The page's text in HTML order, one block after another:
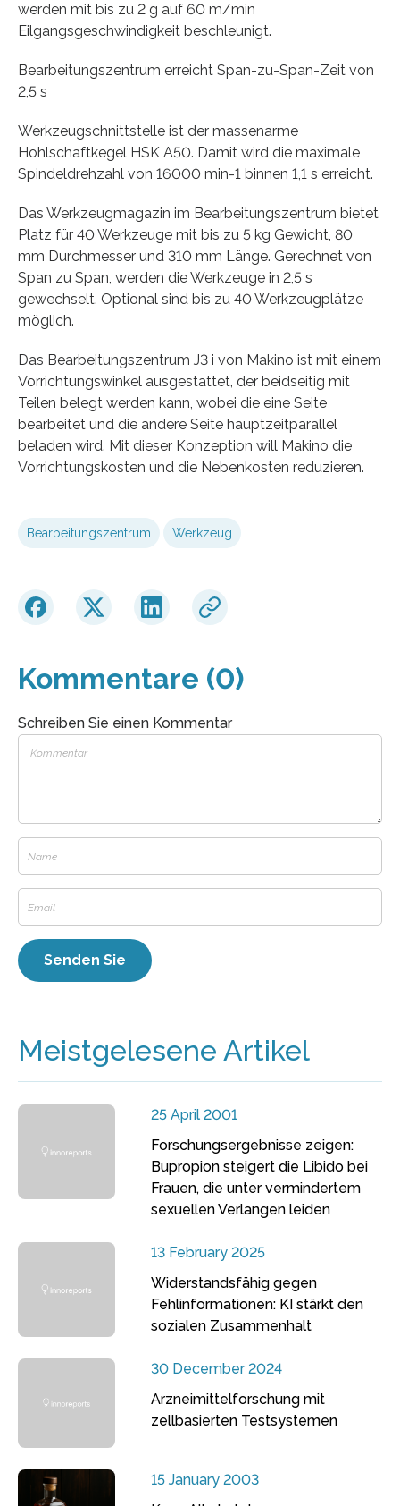
werden mit bis zu 2 g auf 60 m/min
Eilgangsgeschwindigkeit beschleunigt.
Bearbeitungszentrum erreicht Span-zu-Span-Zeit von
2,5 s
Werkzeugschnittstelle ist der massenarme
Hohlschaftkegel HSK A50. Damit wird die maximale
Spindeldrehzahl von 16000 min-1 binnen 1,1 s erreicht.
Das Werkzeugmagazin im Bearbeitungszentrum bietet
Platz für 40 Werkzeuge mit bis zu 5 kg Gewicht, 80
mm Durchmesser und 310 mm Länge. Gerechnet von
Span zu Span, werden die Werkzeuge in 2,5 s
gewechselt. Optional sind bis zu 40 Werkzeugplätze
möglich.
Das Bearbeitungszentrum J3 i von Makino ist mit einem
Vorrichtungswinkel ausgestattet, der beidseitig mit
Teilen belegt werden kann, wobei die eine Seite
bearbeitet und die andere Seite hauptzeitparallel
beladen wird. Mit dieser Konzeption will Makino die
Vorrichtungskosten und die Nebenkosten reduzieren.
Bearbeitungszentrum Werkzeug
Kommentare (0)
Schreiben Sie einen Kommentar
Meistgelesene Artikel
25 April 2001
Forschungsergebnisse zeigen:
Bupropion steigert die Libido bei
Frauen, die unter vermindertem
sexuellen Verlangen leiden
13 February 2025
Widerstandsfähig gegen
Fehlinformationen: KI stärkt den
sozialen Zusammenhalt
30 December 2024
Arzneimittelforschung mit
zellbasierten Testsystemen
15 January 2003